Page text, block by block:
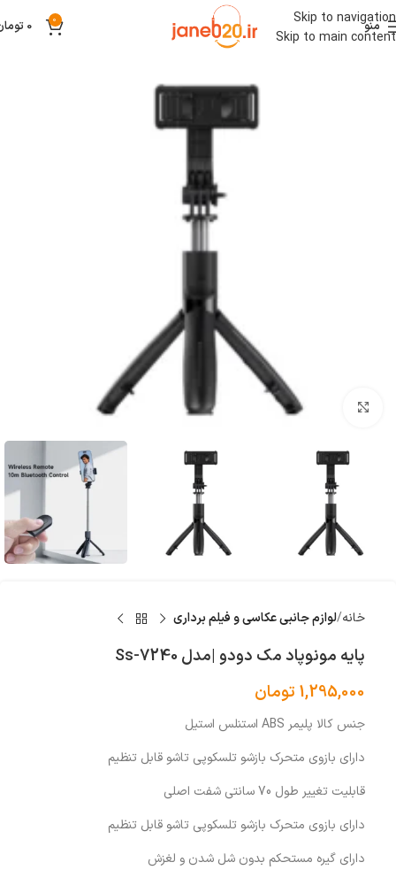
Skip to navigation
Skip to main content
منو 0
0
بزرگنمایی تصویر
خانه لوازم جانبی عکاسی و فیلم برداری
پایه مونوپاد مک دودو |مدل Ss-7240
1,295,000 تومان
جنس کالا پليمر ABS استنلس استیل
دارای بازوی متحرک بازشو تلسکوپی تاشو قابل تنظیم
قابلیت تغییر طول 70 سانتی شفت اصلی
دارای بازوی متحرک بازشو تلسکوپی تاشو قابل تنظیم
دارای گیره مستحکم بدون شل شدن و لغزش